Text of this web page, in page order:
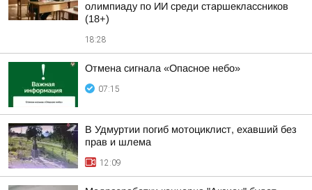
олимпиаду по ИИ среди старшеклассников
(18+)
18:28
Отмена сигнала «Опасное небо»
07:15
В Удмуртии погиб мотоциклист, ехавший без
прав и шлема
12:09